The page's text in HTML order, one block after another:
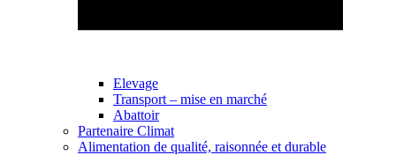
Elevage
Transport – mise en marché
Abattoir
Partenaire Climat
Alimentation de qualité, raisonnée et durable